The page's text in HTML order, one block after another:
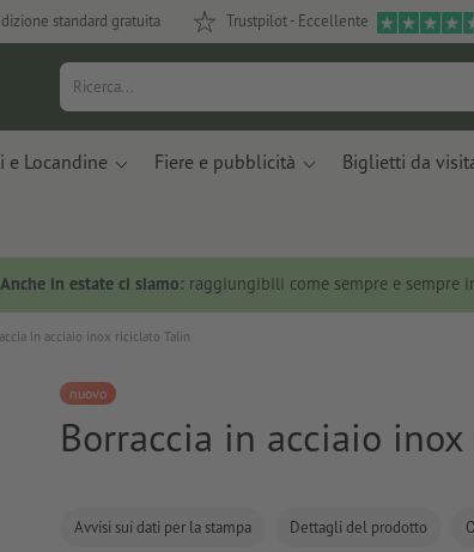
standard gratuita Trustpilot - Eccellente
e Locandine Fiere e pubblicità Biglietti da
Anche in estate ci siamo: raggiungibili come sempre e sempre
in acciaio inox riciclato Talin
nuovo
Borraccia in acciaio
Avvisi sui dati per la stampa Dettagli del prodotto